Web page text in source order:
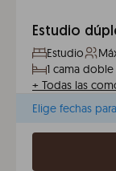
Estudio
Estudio
1 cama doble
+ Todas las
Elige fechas